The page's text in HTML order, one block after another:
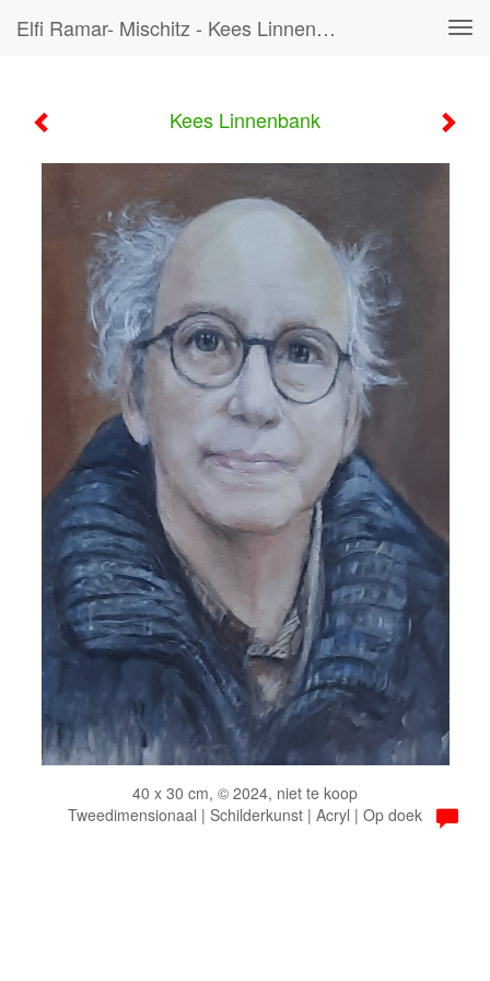
Elfi Ramar- Mischitz - Kees Linnenbank
Kees Linnenbank
40 x 30 cm, © 2024, niet te koop
Tweedimensionaal | Schilderkunst | Acryl | Op doek